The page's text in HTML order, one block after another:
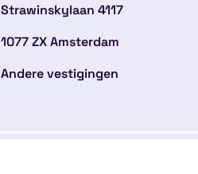
Strawinskylaan 4117
1077 ZX Amsterdam
Andere vestigingen